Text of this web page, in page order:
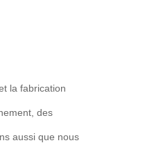
la fabrication
des
aussi que nous